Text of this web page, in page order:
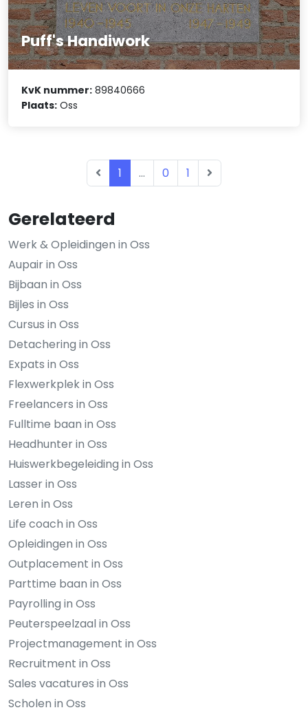
Gerelateerd
Werk & Opleidingen in Oss
Aupair in Oss
Bijbaan in Oss
Bijles in Oss
Cursus in Oss
Detachering in Oss
Expats in Oss
Flexwerkplek in Oss
Freelancers in Oss
Fulltime baan in Oss
Headhunter in Oss
Huiswerkbegeleiding in Oss
Lasser in Oss
Leren in Oss
Life coach in Oss
Opleidingen in Oss
Outplacement in Oss
Parttime baan in Oss
Payrolling in Oss
Peuterspeelzaal in Oss
Projectmanagement in Oss
Recruitment in Oss
Sales vacatures in Oss
Scholen in Oss
Puff's Handiwork
KvK nummer: 89840666
Plaats: Oss
1 ... 0 1